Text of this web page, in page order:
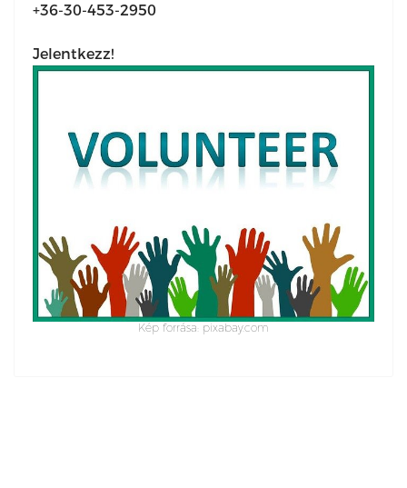
+36-30-453-2950
Jelentkezz!
Kép forrása: pixabay.com